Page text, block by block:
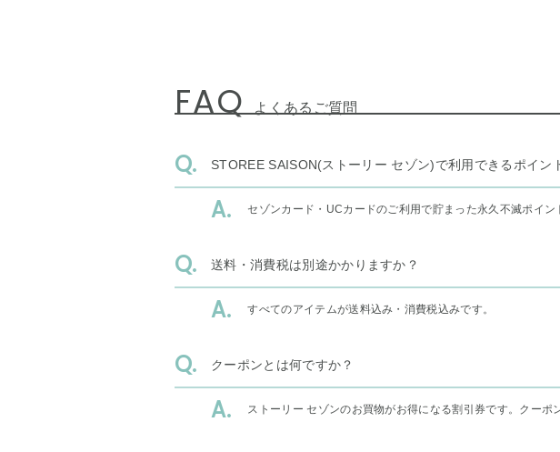
FAQ よくあるご質問
STOREE SAISON(ストーリー セゾン)で利用できるポイン
セゾンカード・UCカードのご利用で貯まった永久不滅ポイン
送料・消費税は別途かかりますか？
すべてのアイテムが送料込み・消費税込みです。
クーポンとは何ですか？
ストーリー セゾンのお買物がお得になる割引券です。クーポ